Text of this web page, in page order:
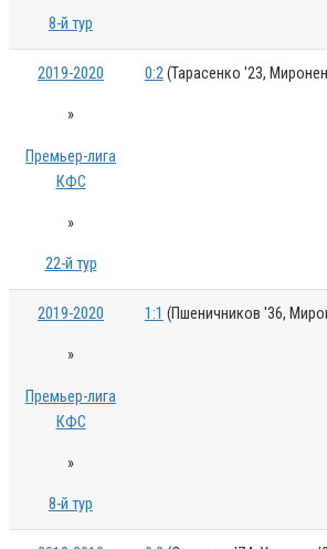
8-й тур
2019-2020
»
Премьер-лига
КФС
»
22-й тур
0:2(Тарасенко '23,
2019-2020
»
Премьер-лига
КФС
»
8-й тур
1:1 (Пшеничников '36,